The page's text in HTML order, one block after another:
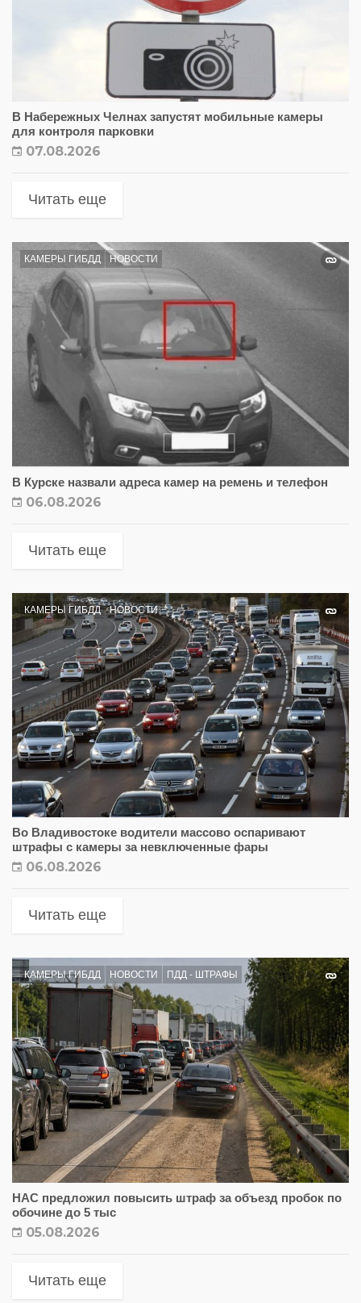
В Набережных Челнах запустят мобильные камеры
для контроля парковки
07.08.2026
Читать еще
КАМЕРЫ ГИБДД НОВОСТИ
В Курске назвали адреса камер на ремень и телефон
06.08.2026
Читать еще
КАМЕРЫ ГИБДД НОВОСТИ
Во Владивостоке водители массово оспаривают
штрафы с камеры за невключенные фары
06.08.2026
Читать еще
КАМЕРЫ ГИБДД НОВОСТИ ПДД - ШТРАФЫ
НАС предложил повысить штраф за объезд пробок по
обочине до 5 тыс
05.08.2026
Читать еще